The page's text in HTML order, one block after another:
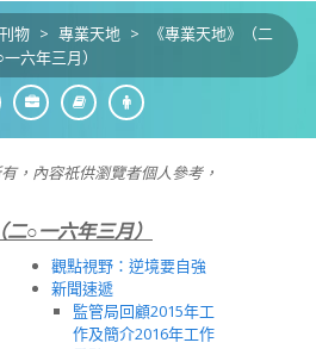
物 > 專業天地 >
《專業天地》（二
一六年三月）
，內容祇供瀏覽者個人參考，
二○一六年三月）
觀點視野：逆境要自強
新聞速遞
監管局回顧2015年工
作及簡介2016年工作